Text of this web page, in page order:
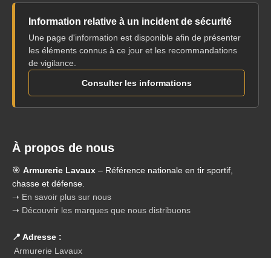
Information relative à un incident de sécurité
Une page d'information est disponible afin de présenter
les éléments connus à ce jour et les recommandations
de vigilance.
Consulter les informations
À propos de nous
🎯 Armurerie Lavaux – Référence nationale en tir sportif,
chasse et défense.
➝ En savoir plus sur nous
➝ Découvrir les marques que nous distribuons
📍 Adresse :
Armurerie Lavaux